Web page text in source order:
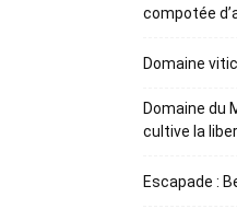
compotée
Domaine
Domaine du
cultive la
Escapade :